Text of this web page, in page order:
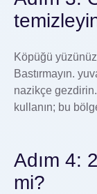
Köpüğü
Bastırmayın.
nazikçe
kullanın; bu
Adım 4:
mi?